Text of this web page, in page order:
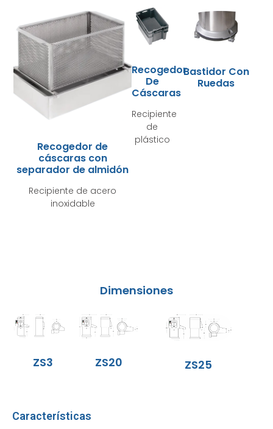
Recogedor de
cáscaras con
separador de almidón
Recipiente de acero
inoxidable
Recogedor
De
Cáscaras
Recipiente
de
plástico
Bastidor Con
Ruedas
Dimensiones
ZS3 ZS20 ZS25
Características